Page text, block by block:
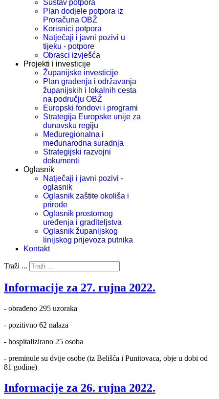
Sustav potpora
Plan dodjele potpora iz
Proračuna OBŽ
Korisnici potpora
Natječaji i javni pozivi u
tijeku - potpore
Obrasci izvješća
Projekti i investicije
Županijske investicije
Plan građenja i održavanja
županijskih i lokalnih cesta
na području OBŽ
Europski fondovi i programi
Strategija Europske unije za
dunavsku regiju
Međuregionalna i
međunarodna suradnja
Strategijski razvojni
dokumenti
Oglasnik
Natječaji i javni pozivi -
oglasnik
Oglasnik zaštite okoliša i
prirode
Oglasnik prostornog
uređenja i graditeljstva
Oglasnik županijskog
linijskog prijevoza putnika
Kontakt
Traži ...
Informacije za 27. rujna 2022.
- obrađeno 295 uzoraka
- pozitivno 62 nalaza
- hospitalizirano 25 osoba
- preminule su dvije osobe (iz Belišća i Punitovaca, obje u dobi od
81 godine)
Informacije za 26. rujna 2022.